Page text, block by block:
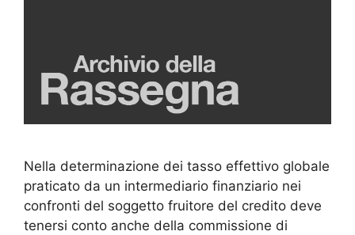
Nella determinazione dei tasso effettivo globale
praticato da un intermediario finanziario nei
confronti del soggetto fruitore del credito deve
tenersi conto anche della commissione di